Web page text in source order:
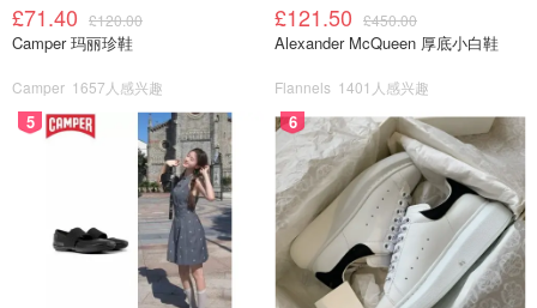
£71.40 £120.00
Camper 玛丽珍鞋
Camper 1657人感兴趣
£121.50 £450.00
Alexander McQueen 厚底小白鞋
Flannels 1401人感兴趣
5 6